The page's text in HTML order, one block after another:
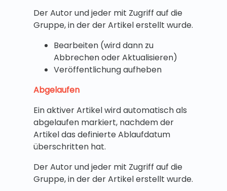
Der Autor und jeder mit Zugriff auf die
Gruppe, in der der Artikel erstellt wurde.
Bearbeiten (wird dann zu
Abbrechen oder Aktualisieren)
Veröffentlichung aufheben
Abgelaufen
Ein aktiver Artikel wird automatisch als
abgelaufen markiert, nachdem der
Artikel das definierte Ablaufdatum
überschritten hat.
Der Autor und jeder mit Zugriff auf die
Gruppe, in der der Artikel erstellt wurde.